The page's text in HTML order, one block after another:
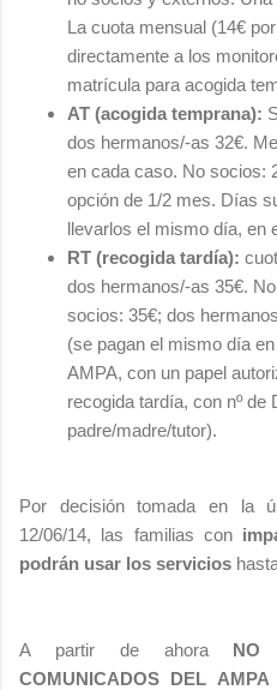
La cuota mensual (14€
directamente a los
matrícula para acogida
AT (acogida temprana):
dos hermanos/-as 32€.
en cada caso. No socios:
opción de 1/2 mes. Días
llevarlos el mismo día, en
RT (recogida tardía):
dos hermanos/-as 35€.
socios: 35€; dos
(se pagan el mismo día
AMPA, con un papel
recogida tardía, con nº de
padre/madre/tutor).
Por decisión tomada en la
12/06/14, las familias con
podrán usar los servicios
A partir de ahora NO
COMUNICADOS DEL